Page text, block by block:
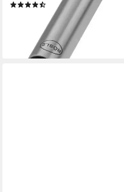
(40)
ab 22,95 € UVP28,95 €
lieferbar - in 4-5 Werktagen bei dir